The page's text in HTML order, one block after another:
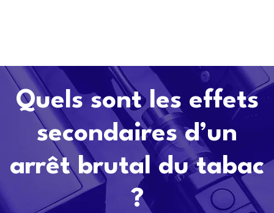
Quels sont les effets
secondaires d’un
arrêt brutal du tabac
?